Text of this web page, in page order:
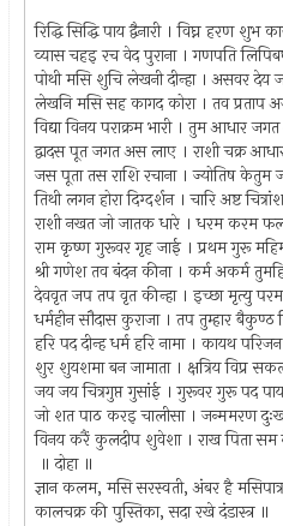
रिद्धि सिद्धि पाय द्वैनारी । विघ्न हरण शुभ
व्यास चहइ रच वेद पुराना । गणपति
पोथी मसि शुचि लेखनी दीन्हा । असवर देय
लेखनि मसि सह कागद कोरा । तव प्रताप
विद्या विनय पराक्रम भारी । तुम आधार
द्वादस पूत जगत अस लाए । राशी चक्र
जस पूता तस राशि रचाना । ज्योतिष केतुम
तिथी लगन होरा दिग्दर्शन । चारि अष्ट
राशी नखत जो जातक धारे । धरम करम
राम कृष्ण गुरूवर गृह जाई । प्रथम गुरू
श्री गणेश तव बंदन कीना । कर्म अकर्म
देववृत जप तप वृत कीन्हा । इच्छा मृत्यु परम
धर्महीन सौदास कुराजा । तप तुम्हार बैकुण्ठ
हरि पद दीन्ह धर्म हरि नामा । कायथ
शुर शुयशमा बन जामाता । क्षत्रिय विप्र
जय जय चित्रगुप्त गुसांई । गुरूवर गुरू पद
जो शत पाठ करइ चालीसा । जन्ममरण
विनय करैं कुलदीप शुवेशा । राख पिता
॥ दोहा ॥
ज्ञान कलम, मसि सरस्वती, अंबर है
कालचक्र की पुस्तिका, सदा रखे दंडास्त्र ॥